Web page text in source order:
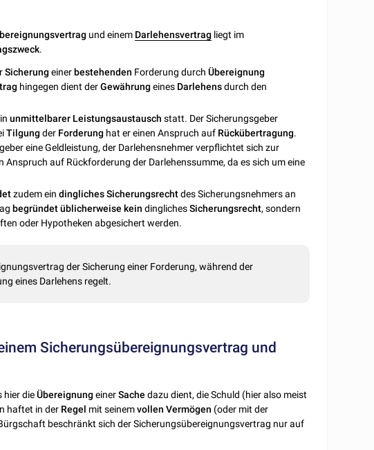
und einem Darlehensvertrag liegt im
.
Sicherung einer bestehenden Forderung durchÜbereignung
hingegen dient derGewährung eines Darlehensdurch den
unmittelbarer Leistungsaustausch statt. Der Sicherungsgeber
Tilgung der Forderung hat er einen Anspruch auf Rückübertragung.
eine Geldleistung, der Darlehensnehmer verpflichtet sich zur
Anspruch auf Rückforderung der Darlehenssumme, da es sich um eine
zudem eindingliches Sicherungsrechtdes Sicherungsnehmers an
begründetüblicherweise kein dinglichesSicherungsrecht, sondern
oder Hypotheken abgesichert werden.
der Sicherung einer Forderung, während der
eines Darlehens regelt.
Sicherungsübereignungsvertrag und
hier dieÜbereignung einerSache dazu dient, die Schuld (hier also meist
haftet in der Regel mit seinemvollen Vermögen (oder mit der
beschränkt sich der Sicherungsübereignungsvertrag nur auf